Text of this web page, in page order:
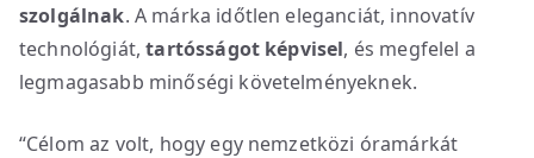
szolgálnak. A márka időtlen eleganciát, innovatív
technológiát,tartósságot képvisel, és megfelel a
legmagasabb minőségi követelményeknek.
“Célom az volt, hogy egy nemzetközi óramárkát